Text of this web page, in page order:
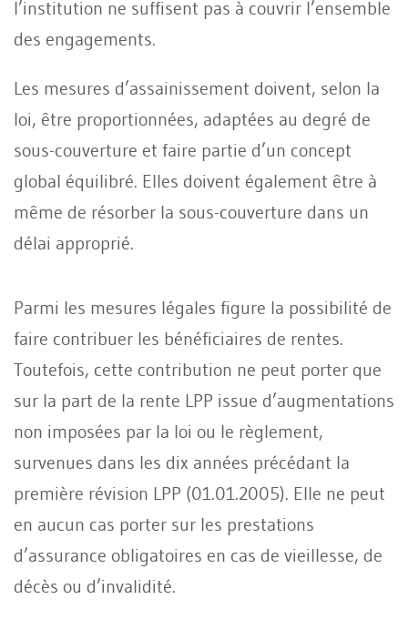
l’institution ne suffisent pas à couvrir l’ensemble
des engagements.
Les mesures d’assainissement doivent, selon la
loi, être proportionnées, adaptées au degré de
sous-couverture et faire partie d’un concept
global équilibré. Elles doivent également être à
même de résorber la sous-couverture dans un
délai approprié.
Parmi les mesures légales figure la possibilité de
faire contribuer les bénéficiaires de rentes.
Toutefois, cette contribution ne peut porter que
sur la part de la rente LPP issue d’augmentations
non imposées par la loi ou le règlement,
survenues dans les dix années précédant la
première révision LPP (01.01.2005). Elle ne peut
en aucun cas porter sur les prestations
d’assurance obligatoires en cas de vieillesse, de
décès ou d’invalidité.